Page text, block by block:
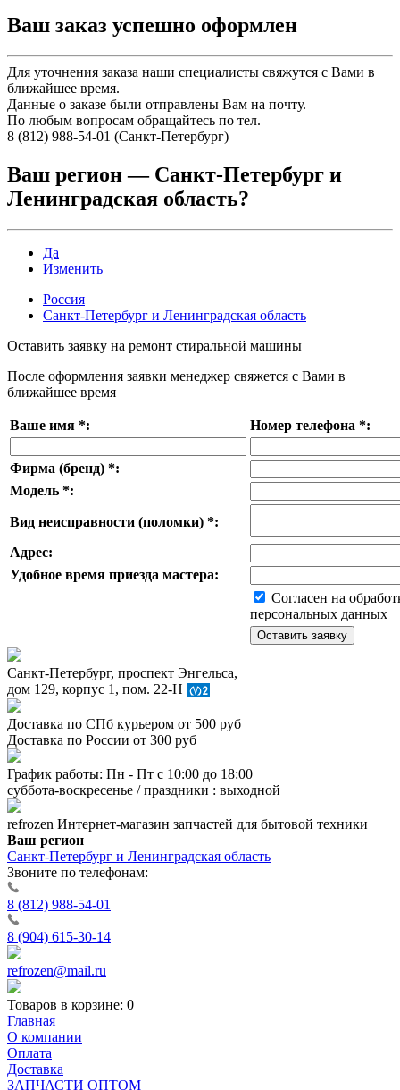
Ваш заказ успешно оформлен
Для уточнения заказа наши специалисты свяжутся с Вами в
ближайшее время.
Данные о заказе были отправлены Вам на почту.
По любым вопросам обращайтесь по тел.
8 (812) 988-54-01 (Санкт-Петербург)
Ваш регион — Санкт-Петербург и
Ленинградская область?
Да
Изменить
Россия
Санкт-Петербург и Ленинградская область
Оставить заявку на ремонт стиральной машины
После оформления заявки менеджер свяжется с Вами в
ближайшее время
Ваше имя *: Номер телефона *:
Фирма (бренд) *:
Модель *:
Вид неисправности (поломки) *:
Адрес:
Удобное время приезда мастера:
Согласен на
персональных данных
Санкт-Петербург, проспект Энгельса,
дом 129, корпус 1, пом. 22-Н
Доставка по СПб курьером от 500 руб
Доставка по России от 300 руб
График работы: Пн - Пт с 10:00 до 18:00
суббота-воскресенье / праздники : выходной
refrozen Интернет-магазин запчастей для бытовой техники
Ваш регион
Санкт-Петербург и Ленинградская область
Звоните по телефонам:
8 (812) 988-54-01
8 (904) 615-30-14
refrozen@mail.ru
Товаров в корзине: 0
Главная
О компании
Оплата
Доставка
ЗАПЧАСТИ ОПТОМ